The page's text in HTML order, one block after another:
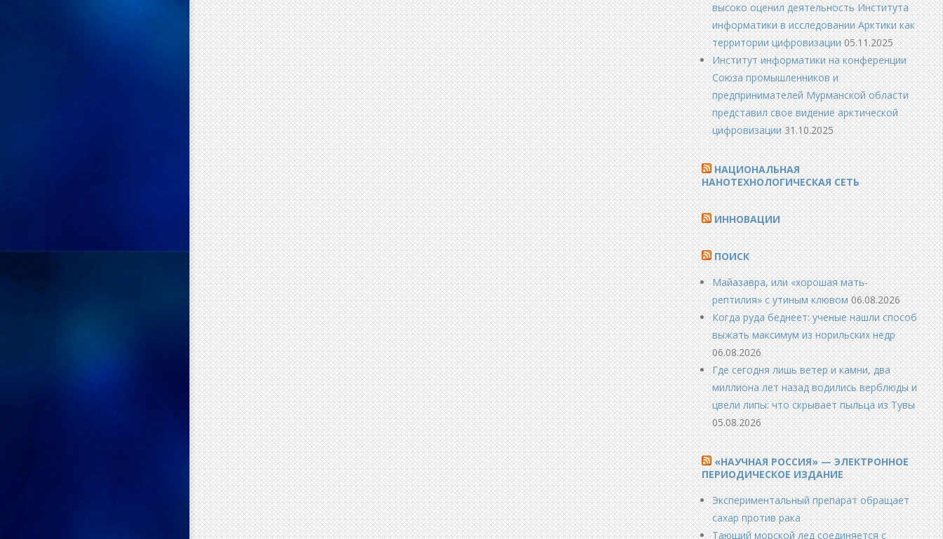
высоко оценил деятельность Института
информатики в исследовании Арктики как
территории цифровизации 05.11.2025
Институт информатики на конференции
Союза промышленников и
предпринимателей Мурманской области
представил свое видение арктической
цифровизации 31.10.2025
НАЦИОНАЛЬНАЯ
НАНОТЕХНОЛОГИЧЕСКАЯ СЕТЬ
ИННОВАЦИИ
ПОИСК
Майазавра, или «хорошая мать-
рептилия» с утиным клювом 06.08.2026
Когда руда беднеет: ученые нашли способ
выжать максимум из норильских недр
06.08.2026
Где сегодня лишь ветер и камни, два
миллиона лет назад водились верблюды и
цвели липы: что скрывает пыльца из Тувы
05.08.2026
«НАУЧНАЯ РОССИЯ» — ЭЛЕКТРОННОЕ
ПЕРИОДИЧЕСКОЕ ИЗДАНИЕ
Экспериментальный препарат обращает
сахар против рака
Тающий морской лед соединяется с